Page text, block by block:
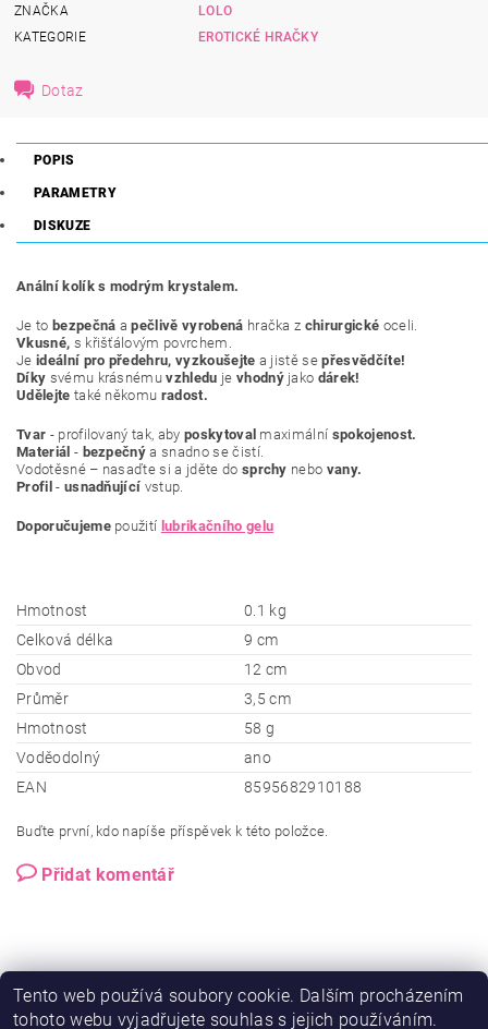
ZNAČKA
LOLO
KATEGORIE
EROTICKÉ HRAČKY
Dotaz
POPIS
PARAMETRY
DISKUZE
Anální kolík s modrým krystalem.
Je to bezpečná apečlivě vyrobená hračka z chirurgické oceli.
Vkusné, s křišťálovým povrchem.
Je ideální pro předehru, vyzkoušejte a jistě sepřesvědčíte!
Díky svému krásnémuvzhledu je vhodnýjako dárek!
Udělejte také někomu radost.
Tvar - profilovaný tak, aby poskytoval maximální spokojenost.
Materiál - bezpečný a snadno se čistí.
Vodotěsné – nasaďte si a jděte do sprchy nebo vany.
Profil - usnadňující vstup.
Doporučujemepoužití lubrikačního gelu
Hmotnost
0.1 kg
Celková délka
9 cm
Obvod
12 cm
Průměr
3,5 cm
Hmotnost
58 g
Voděodolný
ano
EAN
8595682910188
Buďte první, kdo napíše příspěvek k této položce.
Přidat komentář
Tento web používá soubory cookie. Dalším procházením
tohoto webu vyjadřujete souhlas s jejich používáním.